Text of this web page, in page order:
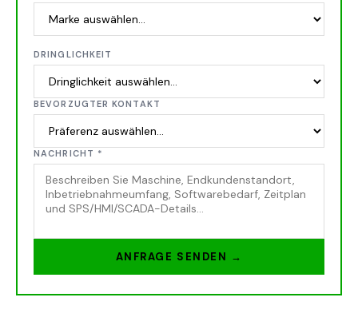
DRINGLICHKEIT
BEVORZUGTER KONTAKT
NACHRICHT *
ANFRAGE SENDEN →